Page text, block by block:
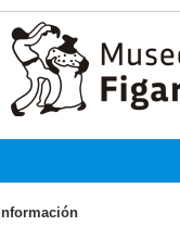
Información